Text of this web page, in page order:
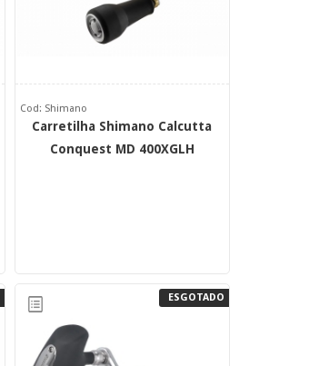
Cod: Shimano
Carretilha Shimano Calcutta
Conquest MD 400XGLH
ESGOTADO